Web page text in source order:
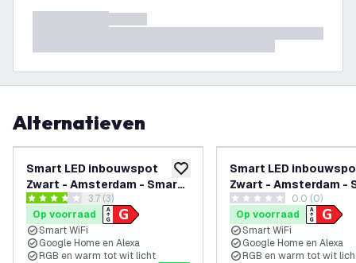
Alternatieven
toevoegen aan verlanglijst
Smart LED inbouwspot
Zwart - Amsterdam - Smart
WiFi - Dimbaar - RGB+CCT -
3 pack
reviews drawer openen
3.7 score sterren3.7 (3)
Op voorraad
Smart WiFi
Google Home en Alexa
RGB en warm tot wit licht
Smart LED
Zwart - Amsterdam -
WiFi - Dimbaar -
0 score sterren0.0 (0)
Op voorraad
Smart WiFi
Google Home en Alexa
RGB en warm tot wit